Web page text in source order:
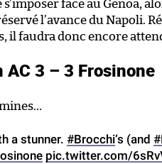
face au Genoa,
l’avance du Napoli.
il faudra donc encore
AC 3 – 3 Frosinone
mines…
a stunner. #Brocchi‘s (and
pic.twitter.com/